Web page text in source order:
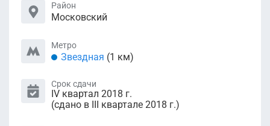
Район
Московский
Метро
Звездная (1 км)
Срок сдачи
IV квартал 2018 г.
(сдано в III квартале 2018 г.)